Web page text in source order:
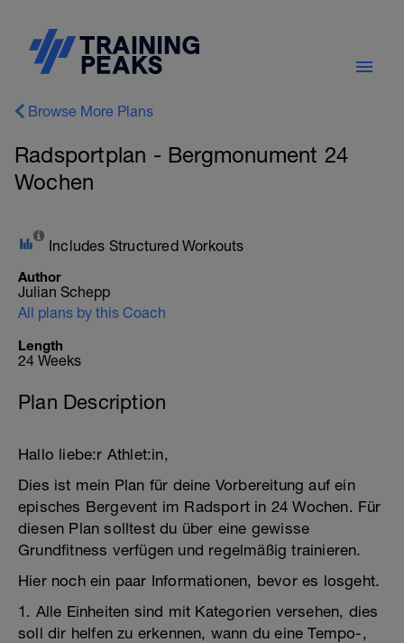
Browse More Plans
Radsportplan - Bergmonument 24
Wochen
Includes Structured Workouts
Author
Julian Schepp
All plans by this Coach
Length
24 Weeks
Plan Description
Hallo liebe:r Athlet:in,
Dies ist mein Plan für deine Vorbereitung auf ein
episches Bergevent im Radsport in 24 Wochen. Für
diesen Plan solltest du über eine gewisse
Grundfitness verfügen und regelmäßig trainieren.
Hier noch ein paar Informationen, bevor es losgeht.
1. Alle Einheiten sind mit Kategorien versehen, dies
soll dir helfen zu erkennen, wann du eine Tempo-,